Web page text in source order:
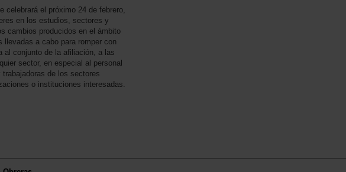
celebrará el próximo 24 de febrero,
en los estudios, sectores y
cambios producidos en el ámbito
a cabo para romper con
al conjunto de la afiliación, a las
sector, en especial al personal
de los sectores
o instituciones interesadas.